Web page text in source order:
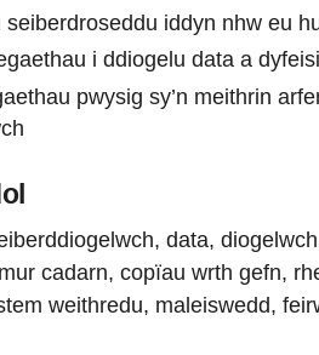
iddyn nhw eu
i ddiogelu data a
pwysig sy’n meithrin
data,
cadarn, copïau wrth gefn,
weithredu, maleiswedd,